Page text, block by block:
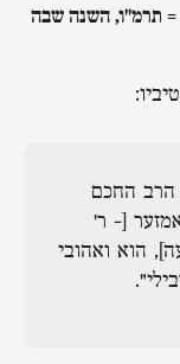
646 = תרמ"ו, השנה שבה
הרב החכם
[- ר'
הוא ואהובי